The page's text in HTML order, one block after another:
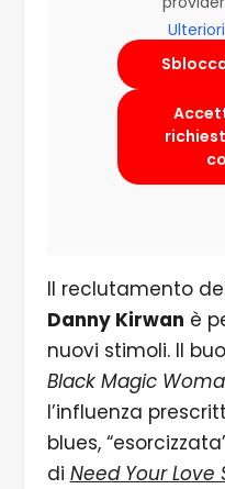
Il reclutamento
Danny Kirwan è
nuovi stimoli. Il
Black Magic
l’influenza
blues,
di Need Your Love